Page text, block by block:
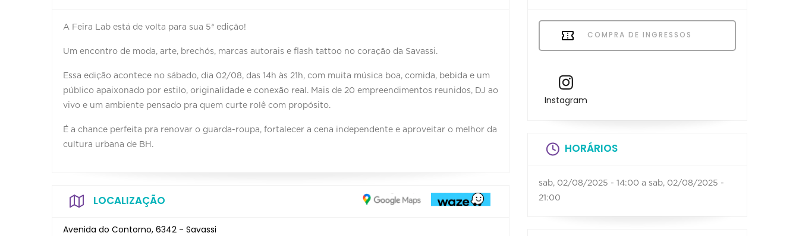
A Feira Lab está de volta para sua 5ª edição!
Um encontro de moda, arte, brechós, marcas autorais e flash tattoo no coração da Savassi.
Essa edição acontece no sábado, dia 02/08, das 14h às 21h, com muita música boa, comida, bebida e um
público apaixonado por estilo, originalidade e conexão real. Mais de 20 empreendimentos reunidos, DJ ao
vivo e um ambiente pensado pra quem curte rolê com propósito.
É a chance perfeita pra renovar o guarda-roupa, fortalecer a cena independente e aproveitar o melhor da
cultura urbana de BH.
LOCALIZAÇÃO
Avenida do Contorno, 6342 - Savassi
COMPRA DE INGRESSOS
Instagram
HORÁRIOS
sab, 02/08/2025 - 14:00 a sab, 02/08/2025 -
21:00